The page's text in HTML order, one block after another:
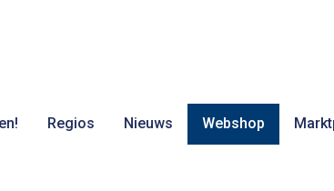
Regios Nieuws Webshop